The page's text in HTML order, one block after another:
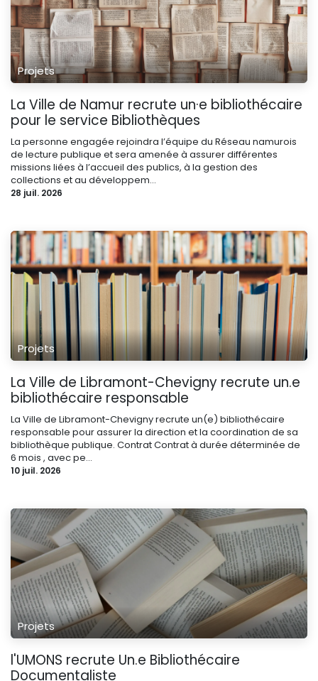
Projets
La Ville de Namur recrute un·e bibliothécaire
pour le service Bibliothèques
La personne engagée rejoindra l’équipe du Réseau namurois
de lecture publique et sera amenée à assurer différentes
missions liées à l’accueil des publics, à la gestion des
collections et au développem...
28 juil. 2026
Projets
La Ville de Libramont-Chevigny recrute un.e
bibliothécaire responsable
La Ville de Libramont-Chevigny recrute un(e) bibliothécaire
responsable pour assurer la direction et la coordination de sa
bibliothèque publique. Contrat Contrat à durée déterminée de
6 mois , avec pe...
10 juil. 2026
Projets
l'UMONS recrute Un.e Bibliothécaire
Documentaliste